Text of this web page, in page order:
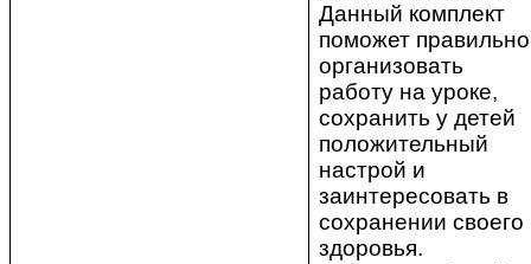
Данный комплект
поможет правильно
организовать
работу на уроке,
сохранить у детей
положительный
настрой и
заинтересовать в
сохранении своего
здоровья.